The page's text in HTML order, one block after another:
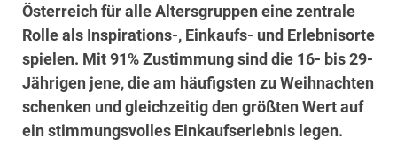
Österreich für alle Altersgruppen eine zentrale
Rolle als Inspirations-, Einkaufs- und Erlebnisorte
spielen. Mit 91% Zustimmung sind die 16- bis 29-
Jährigen jene, die am häufigsten zu Weihnachten
schenken und gleichzeitig den größten Wert auf
ein stimmungsvolles Einkaufserlebnis legen.